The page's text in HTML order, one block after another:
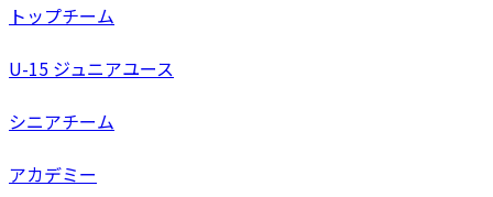
トップチーム
U-15 ジュニアユース
シニアチーム
アカデミー